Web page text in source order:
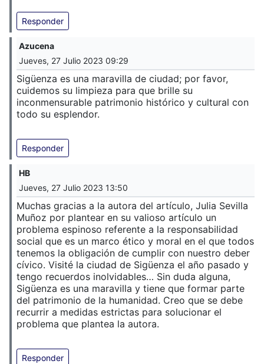
Responder
Azucena
Jueves, 27 Julio 2023 09:29
Sigüenza es una maravilla de ciudad; por favor,
cuidemos su limpieza para que brille su
inconmensurable patrimonio histórico y cultural con
todo su esplendor.
Responder
HB
Jueves, 27 Julio 2023 13:50
Muchas gracias a la autora del artículo, Julia Sevilla
Muñoz por plantear en su valioso artículo un
problema espinoso referente a la responsabilidad
social que es un marco ético y moral en el que todos
tenemos la obligación de cumplir con nuestro deber
cívico. Visité la ciudad de Sigüenza el año pasado y
tengo recuerdos inolvidables… Sin duda alguna,
Sigüenza es una maravilla y tiene que formar parte
del patrimonio de la humanidad. Creo que se debe
recurrir a medidas estrictas para solucionar el
problema que plantea la autora.
Responder